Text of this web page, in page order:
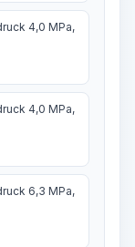
4,0 MPa,
4,0 MPa,
6,3 MPa,